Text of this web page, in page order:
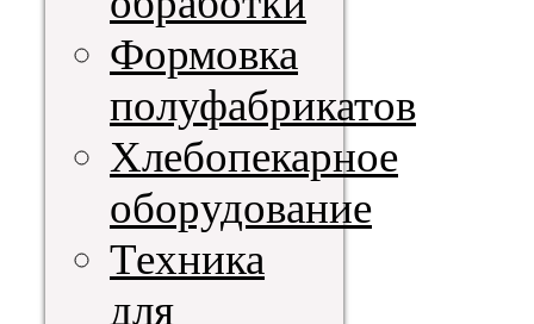
Формовка
полуфабрикатов
Хлебопекарное
оборудование
Техника
для